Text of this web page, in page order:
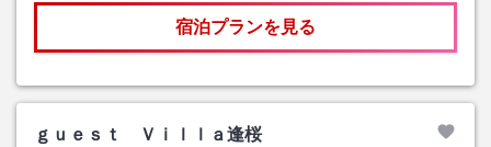
宿泊プランを見る
ｇｕｅｓｔ Ｖｉｌｌａ逢桜